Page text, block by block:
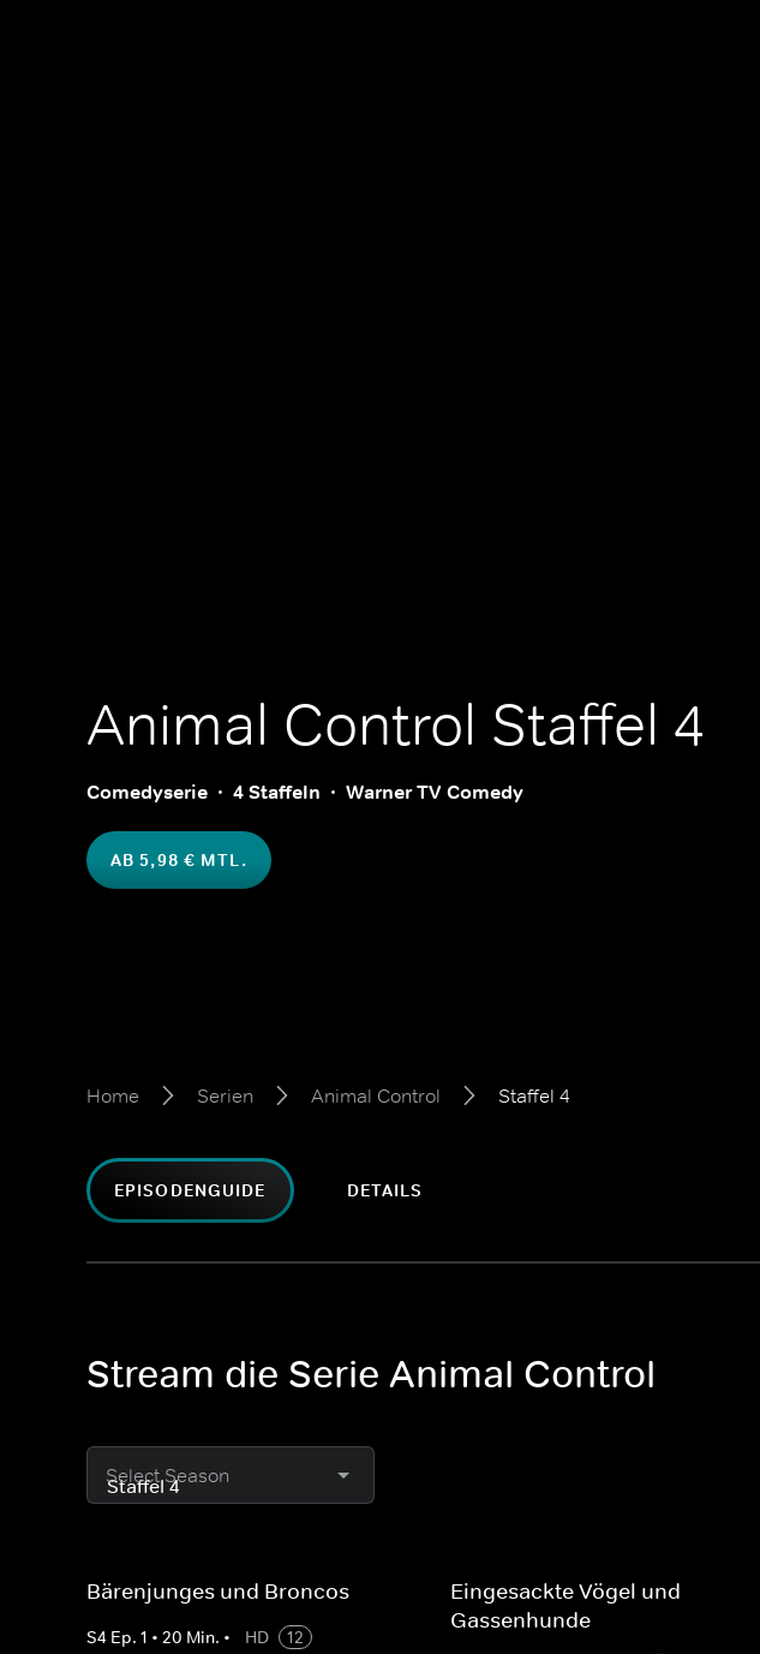
Animal Control Staffel 4
Comedyserie 4 Staffeln Warner TV Comedy
AB 5,98 € MTL.
Home Serien Animal Control Staffel 4
EPISODENGUIDE DETAILS
Stream die Serie Animal Control
Select Season
Bärenjunges und Broncos
S4 Ep. 1 • 20 Min. • HD
12
Eingesackte Vögel und
Gassenhunde